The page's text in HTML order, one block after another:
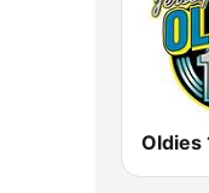
Oldies